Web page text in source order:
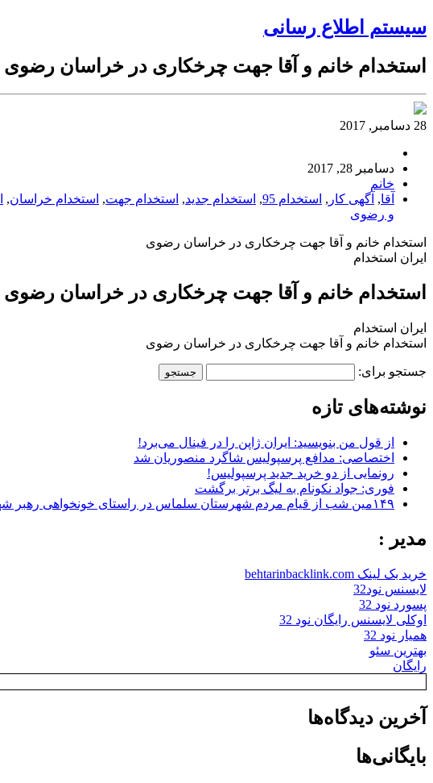
سیستم اطلاع رسانی
استخدام خانم و آقا جهت چرخکاری در خراسان رضوی
28 دسامبر, 2017
دسامبر 28, 2017
خانم
آقا, آگهی کار , استخدام 95 , استخدام جدید, استخدام جهت, استخدام خراسان,
و رضوی
استخدام خانم و آقا جهت چرخکاری در خراسان رضوی
ایران استخدام
استخدام خانم و آقا جهت چرخکاری در خراسان رضوی
ایران استخدام
استخدام خانم و آقا جهت چرخکاری در خراسان رضوی
جستجو برای:
نوشته‌های تازه
از قول من بنویسید: ایران ژاپن را در فینال می‌برد!
اختصاصی: مدافع پرسپولیس شاگرد منصوریان شد
رونمایی از دو خرید جدید پرسپولیس!
فوری: جواد نکونام به لیگ برتر برگشت
۱۴۹مین شب از قیام مردم شهرستان سلماس در راستای خونخواهی رهبر شهید + تصاویر
مدیر :
خرید بک لینک behtarinbacklink.com
لایسنس نود32
پسورد نود 32
اوکلی لایسنس رایگان نود 32
همیار نود 32
بهترین سئو
رایگان
آخرین دیدگاه‌ها
بایگانی‌ها